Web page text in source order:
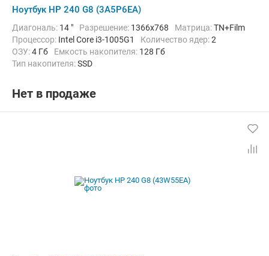
Ноутбук HP 240 G8 (3A5P6EA)
Диагональ: 14 " Разрешение: 1366x768 Матрица:TN+Film
Процессор: Intel Core i3-1005G1 Количество ядер:2
ОЗУ:4 Гб Емкость накопителя: 128 Гб
Тип накопителя:SSD
Операционная система:
Вес:1.52 кг
Нет в продаже